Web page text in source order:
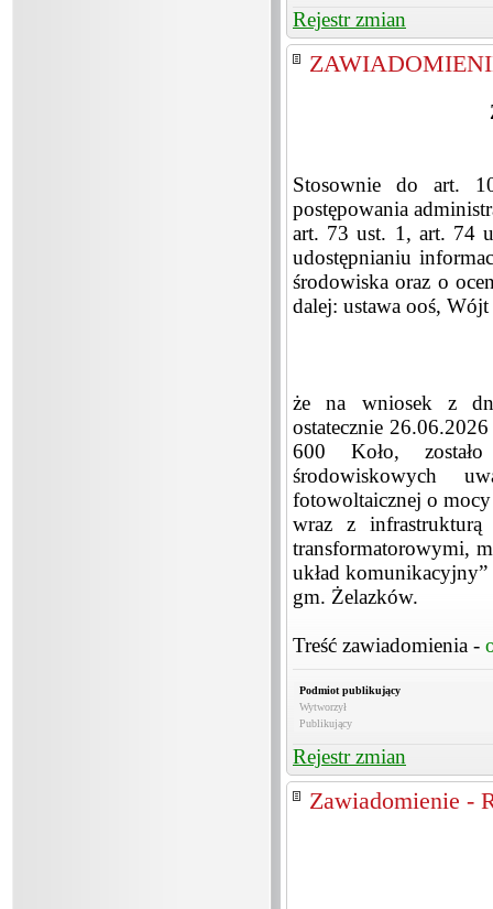
Rejestr zmian
Stosownie do art.
postępowania
art. 73 ust. 1, art. 74
udostępnianiu
środowiska oraz o
dalej: ustawa ooś,
że na wniosek z
ostatecznie
600 Koło,
środowiskowych
fotowoltaicznej o
wraz z infrastrukturą
transformatorowymi,
układ
gm. Żelazków.
Treść zawiadomienia -
Podmiot publikujący
Wytworzył
Publikujący
Rejestr zmian
Zawiadomienie -